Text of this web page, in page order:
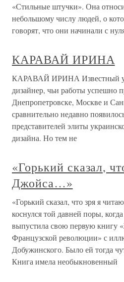
«Стильные штучки». Она
небольшому числу людей, о
говорят, что они начинали с
КАРАВАЙ ИРИНА
КАРАВАЙ ИРИНА Известный
дизайнер, чьи работы успешно
Днепропетровске, Москве и
сравнительно недавно
представителей элиты
дизайна. Но тем не
«Горький сказал,
Джойса…»
«Горький сказал, что зря я
коснулся той давней поры,
выпустила свою первую книгу
Французской революции» с
Добужинского. Было ей тогда
Книга имела необыкновенный